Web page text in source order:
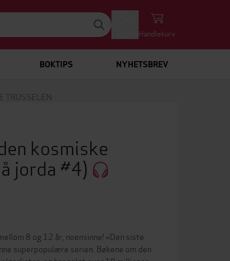
Handlekurv
BOKTIPS NYHETSBREV
TRUSSELEN
kosmiske
jorda #4)
8 og 12 år, noensinne! «Den siste
superpopulære serien. Bøkene om den